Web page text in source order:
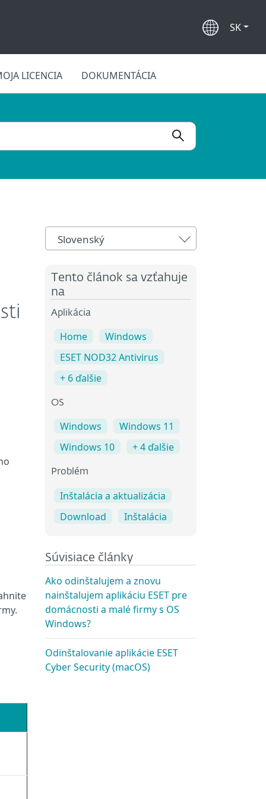
SK
LICENCIA DOKUMENTÁCIA
Slovenský
Tento článok sa vzťahuje
na
Aplikácia
Home
Windows
ESET NOD32 Antivirus
+ 6 ďalšie
OS
Windows
Windows 11
Windows 10
+ 4 ďalšie
Problém
Inštalácia a aktualizácia
Download
Inštalácia
Súvisiace články
Ako odinštalujem a znovu
nainštalujem aplikáciu ESET pre
domácnosti a malé firmy s OS
Windows?
Odinštalovanie aplikácie ESET
Cyber Security (macOS)